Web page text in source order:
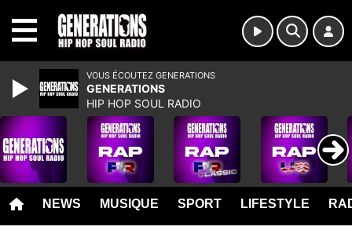
NEWS MUSIQUE SPORT LIFESTYLE
VOUS ÉCOUTEZ GENERATIONS
GENERATIONS
HIP HOP SOUL RADIO